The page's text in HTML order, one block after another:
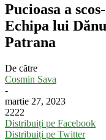
Pucioasa a
Echipa lui
Patrana
De către
Cosmin Sava
-
martie 27, 2023
2222
Distribuiți pe Facebook
Distribuiți pe Twitter